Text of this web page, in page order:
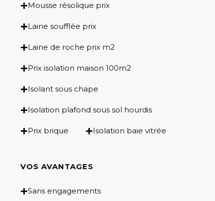
Mousse résolique prix
Laine soufflée prix
Laine de roche prix m2
Prix isolation maison 100m2
Isolant sous chape
Isolation plafond sous sol hourdis
Prix brique Isolation baie vitrée
VOS AVANTAGES
Sans engagements